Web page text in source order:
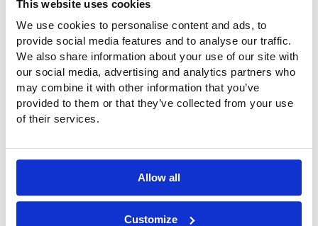
This website uses cookies
We use cookies to personalise content and ads, to
provide social media features and to analyse our traffic.
We also share information about your use of our site with
our social media, advertising and analytics partners who
may combine it with other information that you’ve
provided to them or that they’ve collected from your use
of their services.
Allow all
Customize
esitate a contattarci. Chiamateci al numero
+31 (0)316-250830. Ma è ancora più facile: compilate
direttamente il modulo di contatto qui sotto. Vi
contatteremo al più presto!